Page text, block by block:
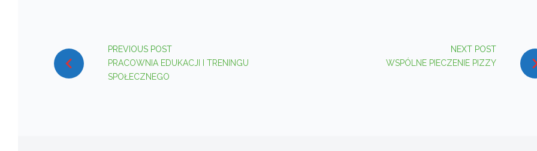
NAWIGACJA
WPISU
PREVIOUS POST
PRACOWNIA EDUKACJI I TRENINGU
SPOŁECZNEGO
NEXT POST
WSPÓLNE PIECZENIE PIZZY